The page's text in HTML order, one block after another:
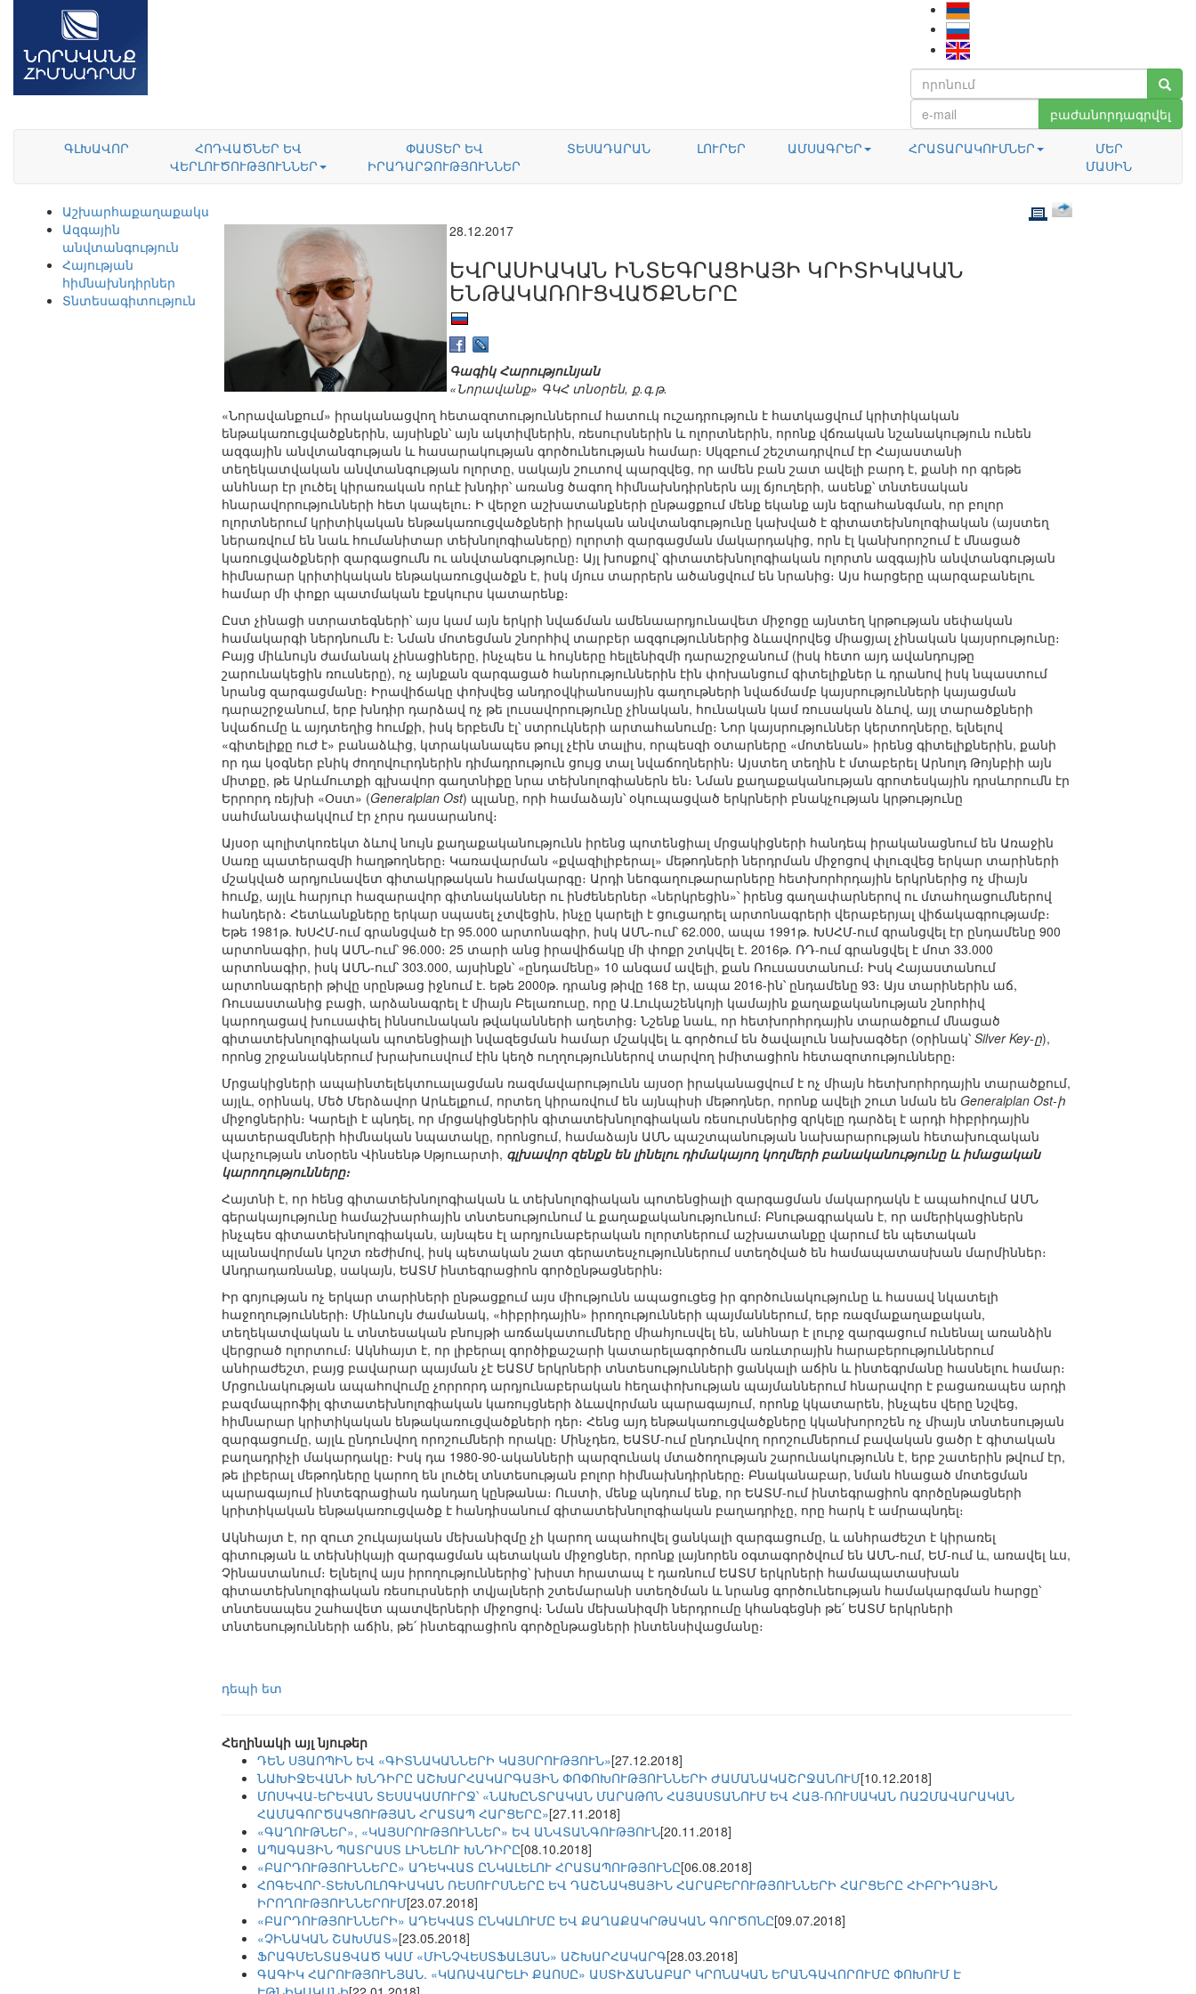
բաժանորդագրվել
ԳԼԽԱՎՈՐ
ՀՈԴՎԱԾՆԵՐ ԵՎ
ՎԵՐԼՈՒԾՈՒԹՅՈՒՆՆԵՐ
ՓԱՍՏԵՐ ԵՎ
ԻՐԱԴԱՐՁՈՒԹՅՈՒՆՆԵՐ
ՏԵՍԱԴԱՐԱՆ ԼՈՒՐԵՐ ԱՄՍԱԳՐԵՐ ՀՐԱՏԱՐԱԿՈՒՄՆԵՐ
ՄԵՐ
ՄԱՍԻՆ
Աշխարհաքաղաքականություն
Ազգային
անվտանգություն
Հայության
հիմնախնդիրներ
Տնտեսագիտություն
28.12.2017
ԵՎՐԱՍԻԱԿԱՆ ԻՆՏԵԳՐԱՑԻԱՅԻ ԿՐԻՏԻԿԱԿԱՆ
ԵՆԹԱԿԱՌՈՒՑՎԱԾՔՆԵՐԸ
Գագիկ Հարությունյան
«Նորավանք» ԳԿՀ տնօրեն, ք.գ.թ.
«Նորավանքում» իրականացվող հետազոտություններում հատուկ ուշադրություն է հատկացվում կրիտիկական
ենթակառուցվածքներին, այսինքն՝ այն ակտիվներին, ռեսուրսներին և ոլորտներին, որոնք վճռական նշանակություն ունեն
ազգային անվտանգության և հասարակության գործունեության համար։ Սկզբում շեշտադրվում էր Հայաստանի
տեղեկատվական անվտանգության ոլորտը, սակայն շուտով պարզվեց, որ ամեն բան շատ ավելի բարդ է, քանի որ գրեթե
անհնար էր լուծել կիրառական որևէ խնդիր՝ առանց ծագող հիմնախնդիրներն այլ ճյուղերի, ասենք՝ տնտեսական
հնարավորությունների հետ կապելու։ Ի վերջո աշխատանքների ընթացքում մենք եկանք այն եզրահանգման, որ բոլոր
ոլորտներում կրիտիկական ենթակառուցվածքների իրական անվտանգությունը կախված է գիտատեխնոլոգիական (այստեղ
ներառվում են նաև հումանիտար տեխնոլոգիաները) ոլորտի զարգացման մակարդակից, որն էլ կանխորոշում է մնացած
կառուցվածքների զարգացումն ու անվտանգությունը։ Այլ խոսքով՝ գիտատեխնոլոգիական ոլորտն ազգային անվտանգության
հիմնարար կրիտիկական ենթակառուցվածքն է, իսկ մյուս տարրերն ածանցվում են նրանից։ Այս հարցերը պարզաբանելու
համար մի փոքր պատմական էքսկուրս կատարենք։
Ըստ չինացի ստրատեգների՝ այս կամ այն երկրի նվաճման ամենաարդյունավետ միջոցը այնտեղ կրթության սեփական
համակարգի ներդնումն է։ Նման մոտեցման շնորհիվ տարբեր ազգություններից ձևավորվեց միացյալ չինական կայսրությունը։
Բայց միևնույն ժամանակ չինացիները, ինչպես և հույները հելլենիզմի դարաշրջանում (իսկ հետո այդ ավանդույթը
շարունակեցին ռուսները), ոչ այնքան զարգացած հանրություններին էին փոխանցում գիտելիքներ և դրանով իսկ նպաստում
նրանց զարգացմանը։ Իրավիճակը փոխվեց անդրօվկիանոսային գաղութների նվաճմամբ կայսրությունների կայացման
դարաշրջանում, երբ խնդիր դարձավ ոչ թե լուսավորությունը չինական, հունական կամ ռուսական ձևով, այլ տարածքների
նվաճումը և այդտեղից հումքի, իսկ երբեմն էլ՝ ստրուկների արտահանումը։ Նոր կայսրություններ կերտողները, ելնելով
«գիտելիքը ուժ է» բանաձևից, կտրականապես թույլ չէին տալիս, որպեսզի օտարները «մոտենան» իրենց գիտելիքներին, քանի
որ դա կօգներ բնիկ ժողովուրդներին դիմադրություն ցույց տալ նվաճողներին։ Այստեղ տեղին է մտաբերել Արնոլդ Թոյնբիի այն
միտքը, թե Արևմուտքի գլխավոր գաղտնիքը նրա տեխնոլոգիաներն են։ Նման քաղաքականության գրոտեսկային դրսևորումն էր
Երրորդ ռեյխի «Օստ» (Generalplan Ost) պլանը, որի համաձայն՝ օկուպացված երկրների բնակչության կրթությունը
սահմանափակվում էր չորս դասարանով։
Այսօր պոլիտկոռեկտ ձևով նույն քաղաքականությունն իրենց պոտենցիալ մրցակիցների հանդեպ իրականացնում են Առաջին
Սառը պատերազմի հաղթողները։ Կառավարման «քվազիլիբերալ» մեթոդների ներդրման միջոցով փլուզվեց երկար տարիների
մշակված արդյունավետ գիտակրթական համակարգը։ Արդի նեոգաղութարարները հետխորհրդային երկրներից ոչ միայն
հումք, այլև հարյուր հազարավոր գիտնականներ ու ինժեներներ «ներկրեցին»՝ իրենց գաղափարներով ու մտահղացումներով
հանդերձ։ Հետևանքները երկար սպասել չտվեցին, ինչը կարելի է ցուցադրել արտոնագրերի վերաբերյալ վիճակագրությամբ։
Եթե 1981թ. ԽՍՀՄ-ում գրանցված էր 95.000 արտոնագիր, իսկ ԱՄՆ-ում՝ 62.000, ապա 1991թ. ԽՍՀՄ-ում գրանցվել էր ընդամենը 900
արտոնագիր, իսկ ԱՄՆ-ում՝ 96.000։ 25 տարի անց իրավիճակը մի փոքր շտկվել է. 2016թ. ՌԴ-ում գրանցվել է մոտ 33.000
արտոնագիր, իսկ ԱՄՆ-ում՝ 303.000, այսինքն՝ «ընդամենը» 10 անգամ ավելի, քան Ռուսաստանում։ Իսկ Հայաստանում
արտոնագրերի թիվը սրընթաց իջնում է. եթե 2000թ. դրանց թիվը 168 էր, ապա 2016-ին՝ ընդամենը 93։ Այս տարիներին աճ,
Ռուսաստանից բացի, արձանագրել է միայն Բելառուսը, որը Ա.Լուկաշենկոյի կամային քաղաքականության շնորհիվ
կարողացավ խուսափել իննսունական թվականների աղետից։ Նշենք նաև, որ հետխորհրդային տարածքում մնացած
գիտատեխնոլոգիական պոտենցիալի նվազեցման համար մշակվել և գործում են ծավալուն նախագծեր (օրինակ՝ Silver Key-ը),
որոնց շրջանակներում խրախուսվում էին կեղծ ուղղություններով տարվող իմիտացիոն հետազոտությունները։
Մրցակիցների ապաինտելեկտուալացման ռազմավարությունն այսօր իրականացվում է ոչ միայն հետխորհրդային տարածքում,
այլև, օրինակ, Մեծ Մերձավոր Արևելքում, որտեղ կիրառվում են այնպիսի մեթոդներ, որոնք ավելի շուտ նման են Generalplan Ost-ի
միջոցներին։ Կարելի է պնդել, որ մրցակիցներին գիտատեխնոլոգիական ռեսուրսներից զրկելը դարձել է արդի հիբրիդային
պատերազմների հիմնական նպատակը, որոնցում, համաձայն ԱՄՆ պաշտպանության նախարարության հետախուզական
վարչության տնօրեն Վինսենթ Սթյուարտի, գլխավոր զենքն են լինելու դիմակայող կողմերի բանականությունը և իմացական
կարողությունները։
Հայտնի է, որ հենց գիտատեխնոլոգիական և տեխնոլոգիական պոտենցիալի զարգացման մակարդակն է ապահովում ԱՄՆ
գերակայությունը համաշխարհային տնտեսությունում և քաղաքականությունում։ Բնութագրական է, որ ամերիկացիներն
ինչպես գիտատեխնոլոգիական, այնպես էլ արդյունաբերական ոլորտներում աշխատանքը վարում են պետական
պլանավորման կոշտ ռեժիմով, իսկ պետական շատ գերատեսչություններում ստեղծված են համապատասխան մարմիններ։
Անդրադառնանք, սակայն, ԵԱՏՄ ինտեգրացիոն գործընթացներին։
Իր գոյության ոչ երկար տարիների ընթացքում այս միությունն ապացուցեց իր գործունակությունը և հասավ նկատելի
հաջողությունների։ Միևնույն ժամանակ, «հիբրիդային» իրողությունների պայմաններում, երբ ռազմաքաղաքական,
տեղեկատվական և տնտեսական բնույթի առճակատումները միահյուսվել են, անհնար է լուրջ զարգացում ունենալ առանձին
վերցրած ոլորտում։ Ակնհայտ է, որ լիբերալ գործիքաշարի կատարելագործումն առևտրային հարաբերություններում
անհրաժեշտ, բայց բավարար պայման չէ ԵԱՏՄ երկրների տնտեսությունների ցանկալի աճին և ինտեգրմանը հասնելու համար։
Մրցունակության ապահովումը չորրորդ արդյունաբերական հեղափոխության պայմաններում հնարավոր է բացառապես արդի
բազմապրոֆիլ գիտատեխնոլոգիական կառույցների ձևավորման պարագայում, որոնք կկատարեն, ինչպես վերը նշվեց,
հիմնարար կրիտիկական ենթակառուցվածքների դեր։ Հենց այդ ենթակառուցվածքները կկանխորոշեն ոչ միայն տնտեսության
զարգացումը, այլև ընդունվող որոշումների որակը։ Մինչդեռ, ԵԱՏՄ-ում ընդունվող որոշումներում բավական ցածր է գիտական
բաղադրիչի մակարդակը։ Իսկ դա 1980-90-ականների պարզունակ մտածողության շարունակությունն է, երբ շատերին թվում էր,
թե լիբերալ մեթոդները կարող են լուծել տնտեսության բոլոր հիմնախնդիրները։ Բնականաբար, նման հնացած մոտեցման
պարագայում ինտեգրացիան դանդաղ կընթանա։ Ուստի, մենք պնդում ենք, որ ԵԱՏՄ-ում ինտեգրացիոն գործընթացների
կրիտիկական ենթակառուցվածք է հանդիսանում գիտատեխնոլոգիական բաղադրիչը, որը հարկ է ամրապնդել։
Ակնհայտ է, որ զուտ շուկայական մեխանիզմը չի կարող ապահովել ցանկալի զարգացումը, և անհրաժեշտ է կիրառել
գիտության և տեխնիկայի զարգացման պետական միջոցներ, որոնք լայնորեն օգտագործվում են ԱՄՆ-ում, ԵՄ-ում և, առավել ևս,
Չինաստանում։ Ելնելով այս իրողություններից՝ խիստ հրատապ է դառնում ԵԱՏՄ երկրների համապատասխան
գիտատեխնոլոգիական ռեսուրսների տվյալների շտեմարանի ստեղծման և նրանց գործունեության համակարգման հարցը՝
տնտեսապես շահավետ պատվերների միջոցով։ Նման մեխանիզմի ներդրումը կհանգեցնի թե՛ ԵԱՏՄ երկրների
տնտեսությունների աճին, թե՛ ինտեգրացիոն գործընթացների ինտենսիվացմանը։
դեպի ետ
Հեղինակի այլ նյութեր
ԴԵՆ ՍՅԱՈՊԻՆ ԵՎ «ԳԻՏՆԱԿԱՆՆԵՐԻ ԿԱՅՍՐՈՒԹՅՈՒՆ»[27.12.2018]
ՆԱԽԻՋԵՎԱՆԻ ԽՆԴԻՐԸ ԱՇԽԱՐՀԱԿԱՐԳԱՅԻՆ ՓՈՓՈԽՈՒԹՅՈՒՆՆԵՐԻ ԺԱՄԱՆԱԿԱՇՐՋԱՆՈՒՄ[10.12.2018]
ՄՈՍԿՎԱ-ԵՐԵՎԱՆ ՏԵՍԱԿԱՄՈՒՐՋ՝ «ՆԱԽԸՆՏՐԱԿԱՆ ՄԱՐԱԹՈՆ ՀԱՅԱՍՏԱՆՈՒՄ ԵՎ ՀԱՅ-ՌՈՒՍԱԿԱՆ ՌԱԶՄԱՎԱՐԱԿԱՆ
ՀԱՄԱԳՈՐԾԱԿՑՈՒԹՅԱՆ ՀՐԱՏԱՊ ՀԱՐՑԵՐԸ»[27.11.2018]
«ԳԱՂՈՒԹՆԵՐ», «ԿԱՅՍՐՈՒԹՅՈՒՆՆԵՐ» ԵՎ ԱՆՎՏԱՆԳՈՒԹՅՈՒՆ[20.11.2018]
ԱՊԱԳԱՅԻՆ ՊԱՏՐԱՍՏ ԼԻՆԵԼՈՒ ԽՆԴԻՐԸ[08.10.2018]
«ԲԱՐԴՈՒԹՅՈՒՆՆԵՐԸ» ԱԴԵԿՎԱՏ ԸՆԿԱԼԵԼՈՒ ՀՐԱՏԱՊՈՒԹՅՈՒՆԸ[06.08.2018]
ՀՈԳԵՎՈՐ-ՏԵԽՆՈԼՈԳԻԱԿԱՆ ՌԵՍՈՒՐՍՆԵՐԸ ԵՎ ԴԱՇՆԱԿՑԱՅԻՆ ՀԱՐԱԲԵՐՈՒԹՅՈՒՆՆԵՐԻ ՀԱՐՑԵՐԸ ՀԻԲՐԻԴԱՅԻՆ
ԻՐՈՂՈՒԹՅՈՒՆՆԵՐՈՒՄ[23.07.2018]
«ԲԱՐԴՈՒԹՅՈՒՆՆԵՐԻ» ԱԴԵԿՎԱՏ ԸՆԿԱԼՈՒՄԸ ԵՎ ՔԱՂԱՔԱԿՐԹԱԿԱՆ ԳՈՐԾՈՆԸ[09.07.2018]
«ՉԻՆԱԿԱՆ ՇԱԽՄԱՏ»[23.05.2018]
ՖՐԱԳՄԵՆՏԱՑՎԱԾ ԿԱՄ «ՄԻՆՉՎԵՍՏՖԱԼՅԱՆ» ԱՇԽԱՐՀԱԿԱՐԳ[28.03.2018]
ԳԱԳԻԿ ՀԱՐՈՒԹՅՈՒՆՅԱՆ. «ԿԱՌԱՎԱՐԵԼԻ ՔԱՈՍԸ» ԱՍՏԻՃԱՆԱԲԱՐ ԿՐՈՆԱԿԱՆ ԵՐԱՆԳԱՎՈՐՈՒՄԸ ՓՈԽՈՒՄ Է